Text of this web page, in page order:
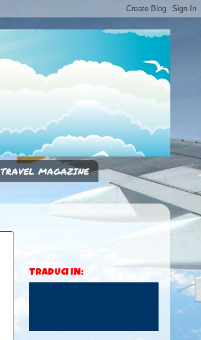
TRAVEL MAGAZINE
TRADUCI IN: